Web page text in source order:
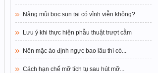
Nâng mũi bọc sụn tai có vĩnh viễn không?
Lưu ý khi thực hiện phẫu thuật trượt cằm
Nên mặc áo định ngực bao lâu thì có...
Cách hạn chế mỡ tích tụ sau hút mỡ...